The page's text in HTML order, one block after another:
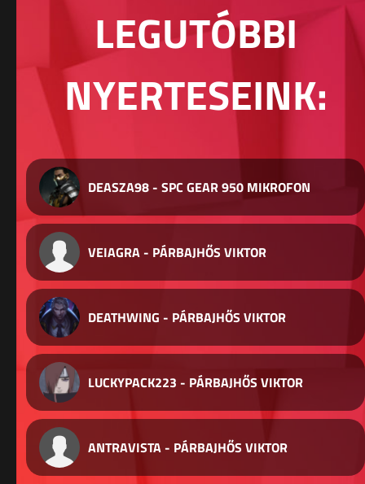
LEGUTÓBBI
NYERTESEINK:
DEASZA98 - SPC GEAR 950 MIKROFON
VEIAGRA - PÁRBAJHŐS VIKTOR
DEATHWING - PÁRBAJHŐS VIKTOR
LUCKYPACK223 - PÁRBAJHŐS VIKTOR
ANTRAVISTA - PÁRBAJHŐS VIKTOR